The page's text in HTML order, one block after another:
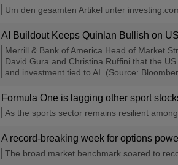
Um den gesamten Artikel unter
AI Buildout Keeps Quinlan Bullish on
Merrill & Bank of America Head of Market
David Gura and Christina Ruffini that the
and investment tied to AI. (Source:
Formula One is lagging other sport
As the sports sector remains resilient
A record-breaking week for options
The broad market benchmark soared to